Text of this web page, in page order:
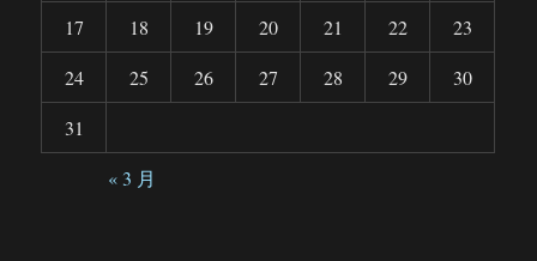
17
18 19 20 21 22
23
24
25 26 27 28 29
30
31
« 3 月